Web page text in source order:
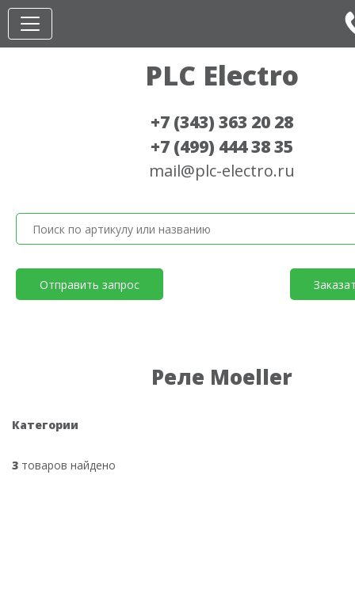
PLC Electro
+7 (343) 363 20 28
+7 (499) 444 38 35
mail@plc-electro.ru
Отправить запрос
Реле Moeller
Категории
3 товаров найдено